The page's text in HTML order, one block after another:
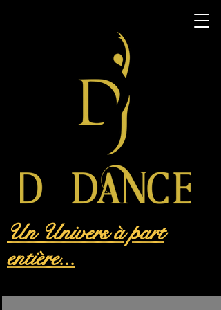
Un Univers à part
entière...